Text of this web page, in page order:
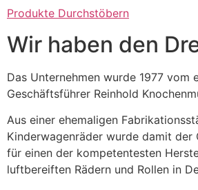
Produkte Durchstöbern
Wir haben den
Das Unternehmen wurde 1977 vom
Geschäftsführer Reinhold
Aus einer ehemaligen
Kinderwagenräder wurde damit der
für einen der kompetentesten
luftbereiften Rädern und Rollen in